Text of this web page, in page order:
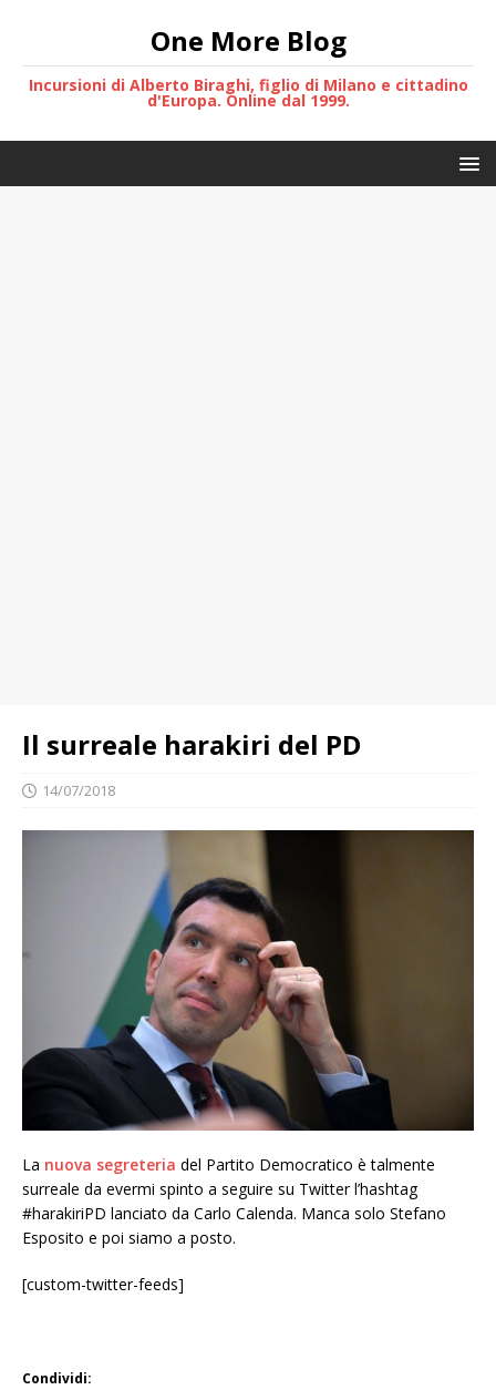
One More Blog
Incursioni di Alberto Biraghi, figlio di Milano e cittadino
d'Europa. Online dal 1999.
Il surreale harakiri del PD
14/07/2018
La nuova segreteria del Partito Democratico è talmente
surreale da evermi spinto a seguire su Twitter l’hashtag
#harakiriPD lanciato da Carlo Calenda. Manca solo Stefano
Esposito e poi siamo a posto.
[custom-twitter-feeds]
Condividi: